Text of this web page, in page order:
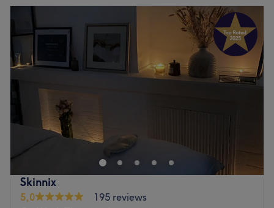
Skinnix
5,0
195 reviews